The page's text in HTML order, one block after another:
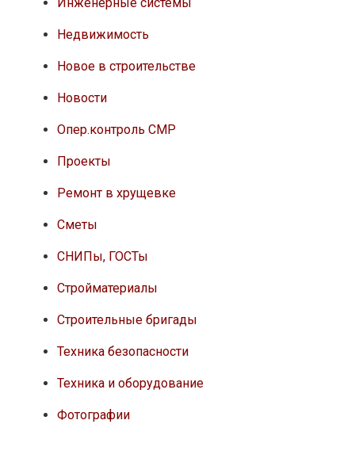
Недвижимость
Новое в строительстве
Новости
Опер.контроль СМР
Проекты
Ремонт в хрущевке
Сметы
СНИПы, ГОСТы
Стройматериалы
Строительные бригады
Техника безопасности
Техника и оборудование
Фотографии